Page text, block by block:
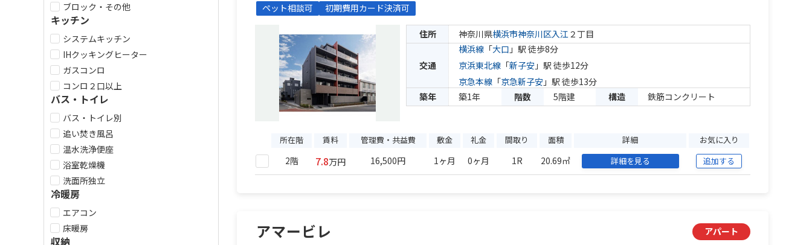
ペット相談可 初期費用カード決済可
住所 神奈川県横浜市神奈川区入江２丁目
交通
横浜線 「大口 」駅 徒歩8分
京浜東北線 「新子安 」駅 徒歩12分
京急本線 「京急新子安 」駅 徒歩13分
築年
築1年 階数 5階建 構造 鉄筋コンクリート
所在階 賃料 管理費・共益費 敷金 礼金 間取り 面積 詳細 お気に入り
2階 7.8万円 16,500円 1ヶ月 0ヶ月 1R 20.69㎡ 詳細を見る 追加する
アマービレ アパート
ブロック・その他
キッチン
システムキッチン
IHクッキングヒーター
ガスコンロ
コンロ２口以上
バス・トイレ
バス・トイレ別
追い焚き風呂
温水洗浄便座
浴室乾燥機
洗面所独立
冷暖房
エアコン
床暖房
収納